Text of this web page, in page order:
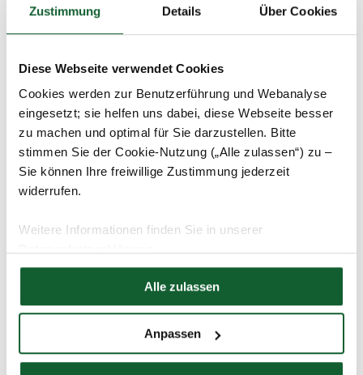
Zustimmung Details Über Cookies
Diese Webseite verwendet Cookies
Cookies werden zur Benutzerführung und Webanalyse
eingesetzt; sie helfen uns dabei, diese Webseite besser
zu machen und optimal für Sie darzustellen. Bitte
stimmen Sie der Cookie-Nutzung („Alle zulassen“) zu –
Sie können Ihre freiwillige Zustimmung jederzeit
widerrufen.
Weitere Informationen finden Sie in unserer
Hier finden Sie unserImpressum
Alle zulassen
Anpassen
11.09.2025 Arbeit & Ausbildung
Steuerfreie Arbeitgeberzuschüsse: So
Stichtag 30.11.: Freibeträge beantragen
und Steuererstattung für das ganze Jahr
kassieren